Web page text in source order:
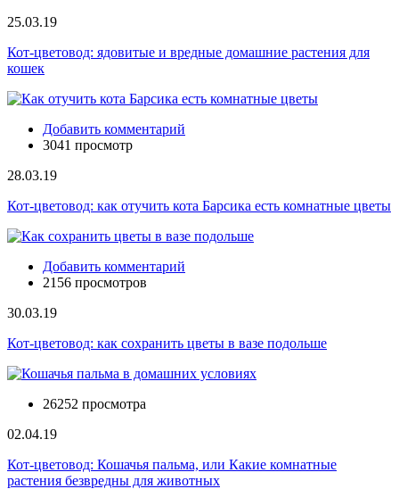
25.03.19
Кот-цветовод: ядовитые и вредные домашние растения для
кошек
Добавить комментарий
3041 просмотр
28.03.19
Кот-цветовод: как отучить кота Барсика есть комнатные цветы
Добавить комментарий
2156 просмотров
30.03.19
Кот-цветовод: как сохранить цветы в вазе подольше
26252 просмотра
02.04.19
Кот-цветовод: Кошачья пальма, или Какие комнатные
растения безвредны для животных